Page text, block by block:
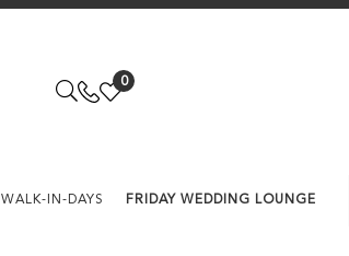
0
WALK-IN-DAYS FRIDAY WEDDING LOUNGE